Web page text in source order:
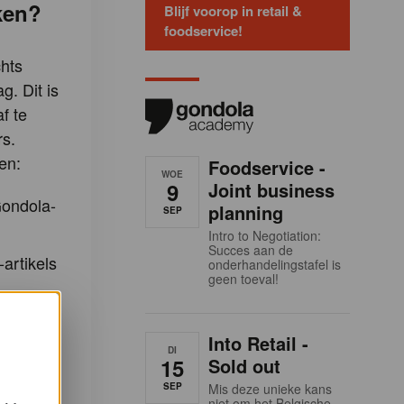
Dit is
te
u in te
Blijf voorop in retail &
foodservice!
WOE
9
SEP
Foodservice -
Joint business
planning
Intro to Negotiation:
Succes aan de
onderhandelingstafel is
geen toeval!
DI
15
SEP
Into Retail -
Sold out
Mis deze unieke kans